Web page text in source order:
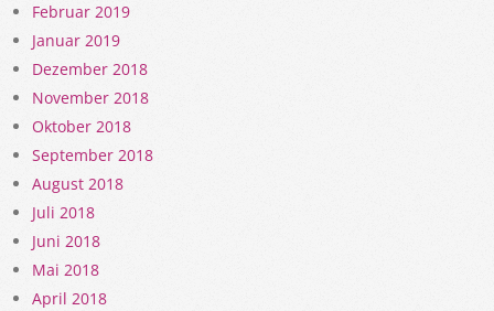
Februar 2019
Januar 2019
Dezember 2018
November 2018
Oktober 2018
September 2018
August 2018
Juli 2018
Juni 2018
Mai 2018
April 2018